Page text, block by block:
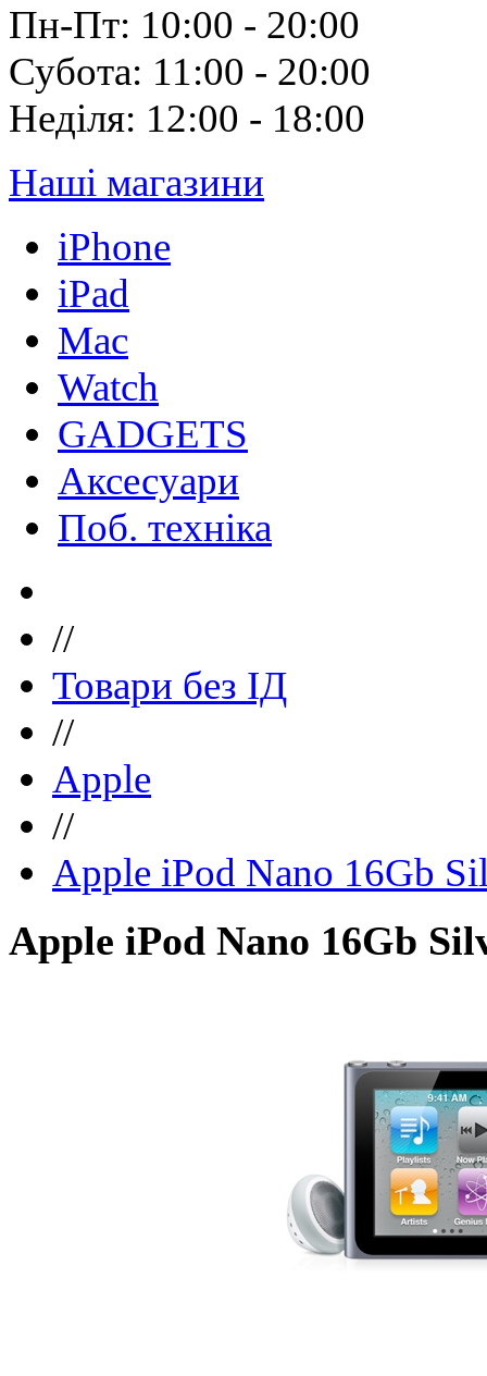
Пн-Пт: 10:00 - 20:00
Субота: 11:00 - 20:00
Неділя: 12:00 - 18:00
Наші магазини
iPhone
iPad
Mac
Watch
GADGETS
Аксесуари
Поб. техніка
//
Товари без ІД
//
Apple
//
Apple iPod Nano 16Gb
Apple iPod Nano 16Gb